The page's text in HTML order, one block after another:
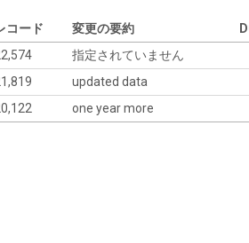
コード 変更の要約
指定されていません
updated data
one year more